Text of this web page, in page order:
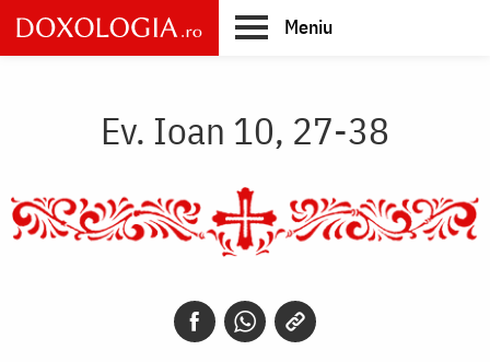
Skip
to
main
Meniu
Ev. Ioan 10, 27-38